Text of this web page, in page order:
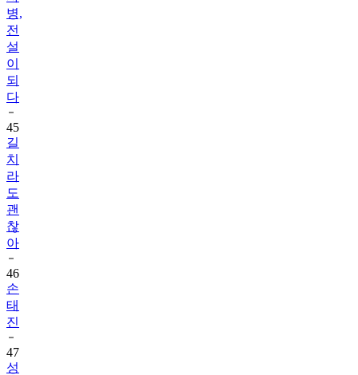
병,
전
설
이
되
다
45
길
치
라
도
괜
찮
아
46
손
태
진
47
성